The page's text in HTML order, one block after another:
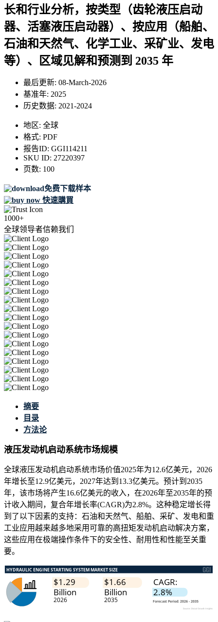
长和行业分析，按类型（齿轮液压启动
器、活塞液压启动器）、按应用（船舶、
石油和天然气、化学工业、采矿业、发电
等）、区域见解和预测到 2035 年
最后更新: 08-March-2026
基准年: 2025
历史数据: 2021-2024
地区: 全球
格式: PDF
报告ID: GGI114211
SKU ID: 27220397
页数: 100
免费下载样本
快速購買
1000+
全球领导者信赖我们
摘要
目录
方法论
液压发动机启动系统市场规模
全球液压发动机启动系统市场价值2025年为12.6亿美元，2026
年增长至12.9亿美元，2027年达到13.3亿美元。预计到2035
年，该市场将产生16.6亿美元的收入，在2026年至2035年的预
计收入期间，复合年增长率(CAGR)为2.8%。这种稳定增长得
到了以下因素的支持：石油和天然气、船舶、采矿、发电和重
工业应用越来越多地采用可靠的高扭矩发动机启动解决方案，
这些应用在极端操作条件下的安全性、耐用性和性能至关重
要。